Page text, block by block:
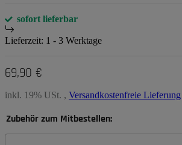
sofort lieferbar
Lieferzeit: 1 - 3 Werktage
69,90 €
inkl. 19% USt. , Versandkostenfreie Lieferung
Zubehör zum Mitbestellen: